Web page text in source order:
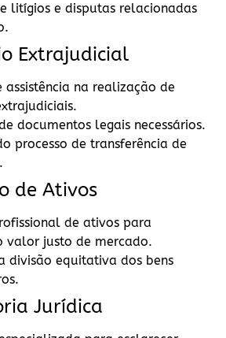
litígios e disputas relacionadas
Extrajudicial
assistência na realização de
documentos legais necessários.
processo de transferência de
de Ativos
de ativos para
valor justo de mercado.
divisão equitativa dos bens
Jurídica